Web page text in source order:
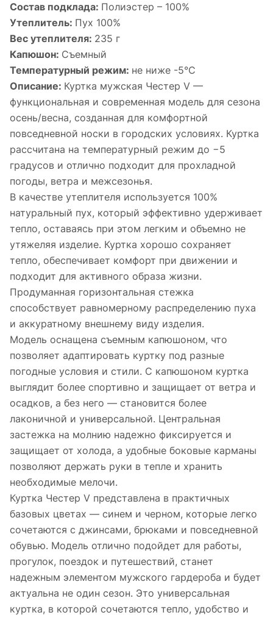
Состав подклада: Полиэстер – 100%
Утеплитель: Пух 100%
Вес утеплителя: 235 г
Капюшон: Съемный
Температурный режим: не ниже -5°С
Описание: Куртка мужская Честер V —
функциональная и современная модель для сезона
осень/весна, созданная для комфортной
повседневной носки в городских условиях. Куртка
рассчитана на температурный режим до −5
градусов и отлично подходит для прохладной
погоды, ветра и межсезонья.
В качестве утеплителя используется 100%
натуральный пух, который эффективно удерживает
тепло, оставаясь при этом легким и объемно не
утяжеляя изделие. Куртка хорошо сохраняет
тепло, обеспечивает комфорт при движении и
подходит для активного образа жизни.
Продуманная горизонтальная стежка
способствует равномерному распределению пуха
и аккуратному внешнему виду изделия.
Модель оснащена съемным капюшоном, что
позволяет адаптировать куртку под разные
погодные условия и стили. С капюшоном куртка
выглядит более спортивно и защищает от ветра и
осадков, а без него — становится более
лаконичной и универсальной. Центральная
застежка на молнию надежно фиксируется и
защищает от холода, а удобные боковые карманы
позволяют держать руки в тепле и хранить
необходимые мелочи.
Куртка Честер V представлена в практичных
базовых цветах — синем и черном, которые легко
сочетаются с джинсами, брюками и повседневной
обувью. Модель отлично подойдет для работы,
прогулок, поездок и путешествий, станет
надежным элементом мужского гардероба и будет
актуальна не один сезон. Это универсальная
куртка, в которой сочетаются тепло, удобство и